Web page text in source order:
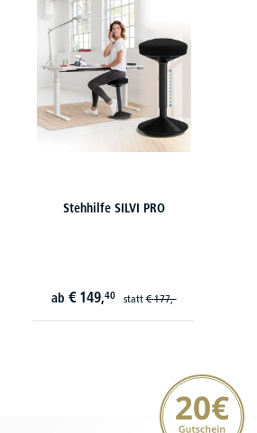
Stehhilfe SILVI PRO
ab € 149,40 statt€ 177,-
20€ Gutschein sichern